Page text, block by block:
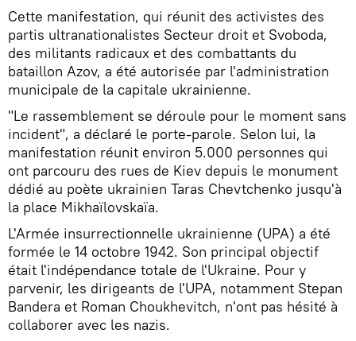
Cette manifestation, qui réunit des activistes des
partis ultranationalistes Secteur droit et Svoboda,
des militants radicaux et des combattants du
bataillon Azov, a été autorisée par l'administration
municipale de la capitale ukrainienne.
"Le rassemblement se déroule pour le moment sans
incident", a déclaré le porte-parole. Selon lui, la
manifestation réunit environ 5.000 personnes qui
ont parcouru des rues de Kiev depuis le monument
dédié au poète ukrainien Taras Chevtchenko jusqu'à
la place Mikhaïlovskaïa.
L'Armée insurrectionnelle ukrainienne (UPA) a été
formée le 14 octobre 1942. Son principal objectif
était l'indépendance totale de l'Ukraine. Pour y
parvenir, les dirigeants de l'UPA, notamment Stepan
Bandera et Roman Choukhevitch, n'ont pas hésité à
collaborer avec les nazis.